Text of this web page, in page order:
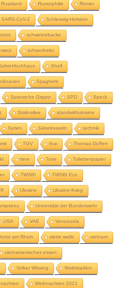
Russland Russophilie Römer
SARS-CoV-2 Schleswig-Holstein
schweinebacke
schwurbelei
Hochhaus Shell
Spaghetti
Spanische Grippe SPD Speck
Stalinallee standwithukraine
Syrien Säbelrasseln technik
TGV thai Thomas Düffert
tiere Tinte Toilettenpapier
TWSBI TWSBI Eco
Ukraine Ukraine-Krieg
Universität der Bundeswehr
USA VAE Venezuela
am Rhein vierte welle vietnam
vietnamesisches essen
Volker Wissing Waldstadion
Weihnachten 2021